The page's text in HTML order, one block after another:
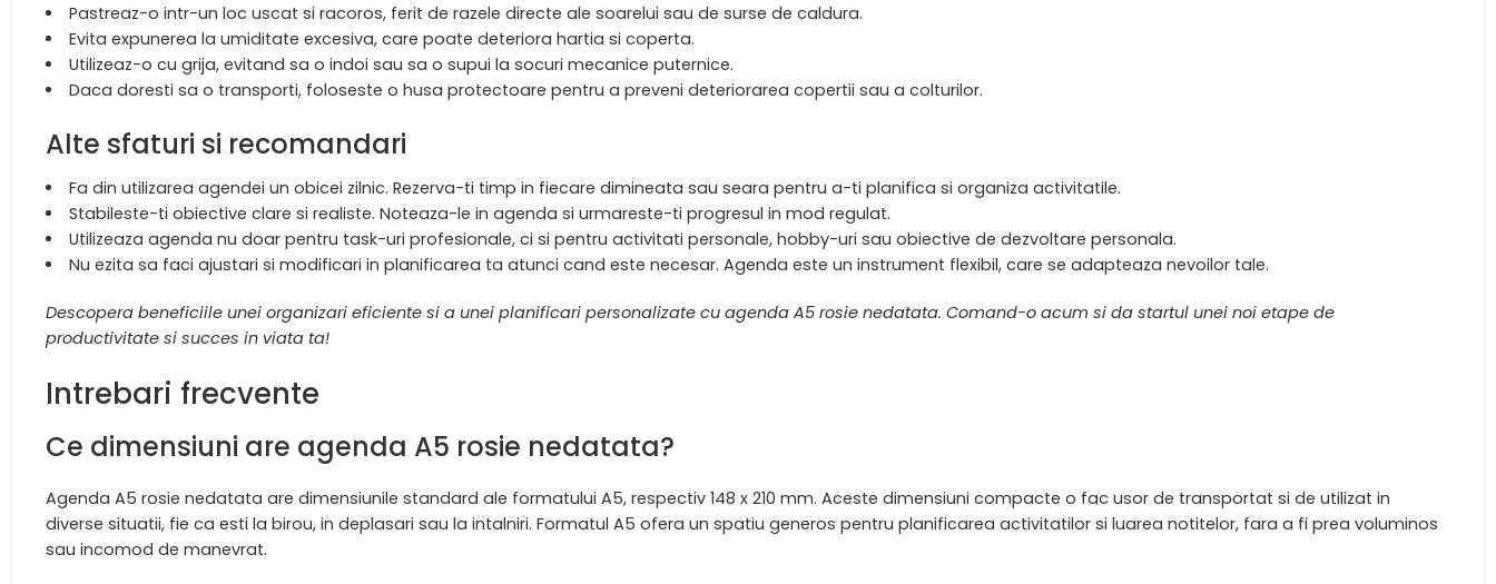
Pastreaz-o intr-un loc uscat si racoros, ferit de razele directe ale soarelui sau de surse de caldura.
Evita expunerea la umiditate excesiva, care poate deteriora hartia si coperta.
Utilizeaz-o cu grija, evitand sa o indoi sau sa o supui la socuri mecanice puternice.
Daca doresti sa o transporti, foloseste o husa protectoare pentru a preveni deteriorarea copertii sau a colturilor.
Alte sfaturi si recomandari
Fa din utilizarea agendei un obicei zilnic. Rezerva-ti timp in fiecare dimineata sau seara pentru a-ti planifica si organiza activitatile.
Stabileste-ti obiective clare si realiste. Noteaza-le in agenda si urmareste-ti progresul in mod regulat.
Utilizeaza agenda nu doar pentru task-uri profesionale, ci si pentru activitati personale, hobby-uri sau obiective de dezvoltare personala.
Nu ezita sa faci ajustari si modificari in planificarea ta atunci cand este necesar. Agenda este un instrument flexibil, care se adapteaza nevoilor tale.
Descopera beneficiile unei organizari eficiente si a unei planificari personalizate cu agenda A5 rosie nedatata. Comand-o acum si da startul unei noi etape de
productivitate si succes in viata ta!
Intrebari frecvente
Ce dimensiuni are agenda A5 rosie nedatata?
Agenda A5 rosie nedatata are dimensiunile standard ale formatului A5, respectiv 148 x 210 mm. Aceste dimensiuni compacte o fac usor de transportat si de utilizat in
diverse situatii, fie ca esti la birou, in deplasari sau la intalniri. Formatul A5 ofera un spatiu generos pentru planificarea activitatilor si luarea notitelor, fara a fi prea voluminos
sau incomod de manevrat.